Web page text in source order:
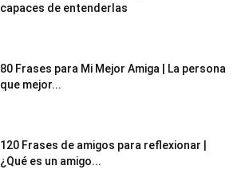
capaces de entenderlas
80 Frases para Mi Mejor Amiga | La persona
que mejor...
120 Frases de amigos para reflexionar |
¿Qué es un amigo...